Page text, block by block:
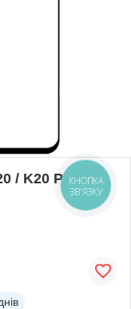
/ K20 Pro Full
КНОПКА
ЗВ'ЯЗКУ